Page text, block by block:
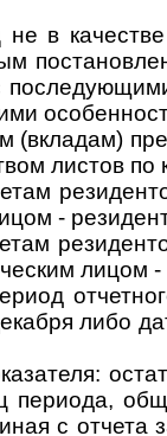
не в
лис­тов по
-
лицом
либо
пери­ода,
с отчета